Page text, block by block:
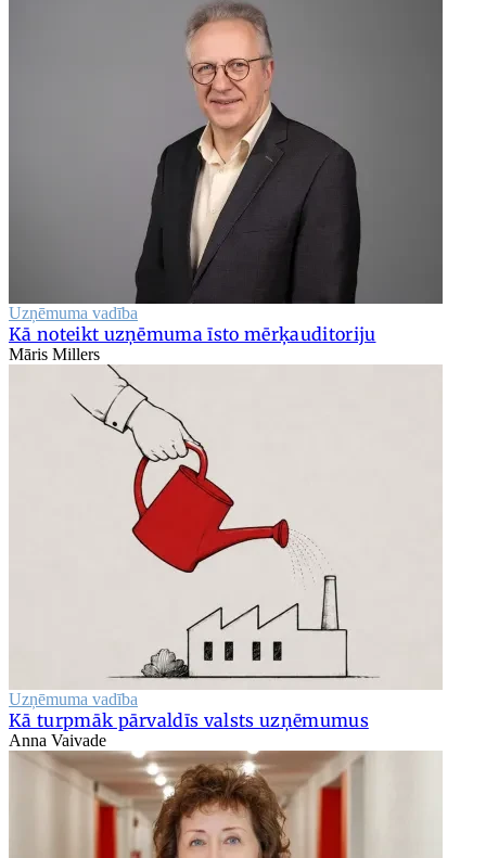
Uzņēmuma vadība
Kā noteikt uzņēmuma īsto mērķauditoriju
Māris Millers
Uzņēmuma vadība
Kā turpmāk pārvaldīs valsts uzņēmumus
Anna Vaivade